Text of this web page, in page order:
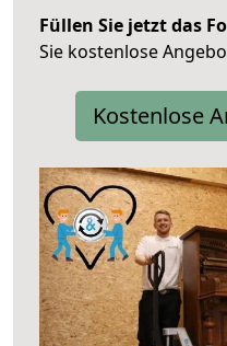
Füllen Sie jetzt das
Sie kostenlose
Kostenlose